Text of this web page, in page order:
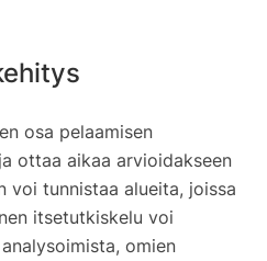
osa pelaamisen
ottaa aikaa arvioidakseen
voi tunnistaa alueita, joissa
itsetutkiskelu voi
omien